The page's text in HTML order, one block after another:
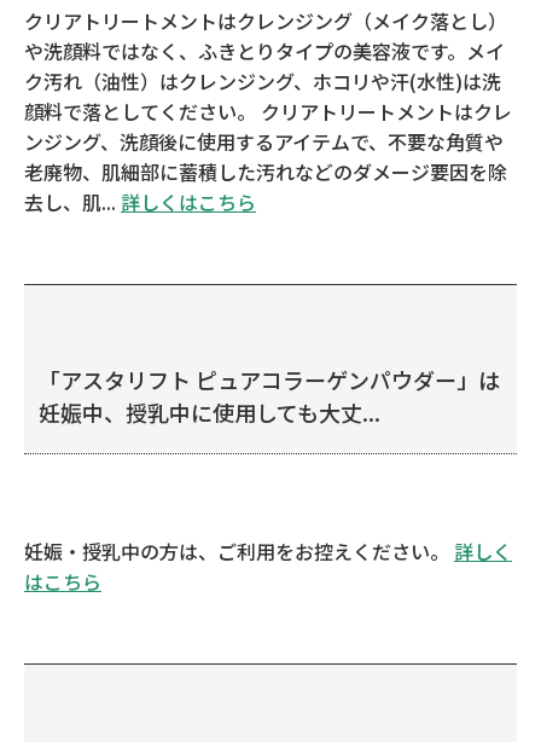
クリアトリートメントはクレンジング（メイク落とし）
や洗顔料ではなく、ふきとりタイプの美容液です。メイ
ク汚れ（油性）はクレンジング、ホコリや汗(水性)は洗
顔料で落としてください。 クリアトリートメントはクレ
ンジング、洗顔後に使用するアイテムで、不要な角質や
老廃物、肌細部に蓄積した汚れなどのダメージ要因を除
去し、肌... 詳しくはこちら
「アスタリフト ピュアコラーゲンパウダー」は
妊娠中、授乳中に使用しても大丈...
妊娠・授乳中の方は、ご利用をお控えください。 詳しく
はこちら